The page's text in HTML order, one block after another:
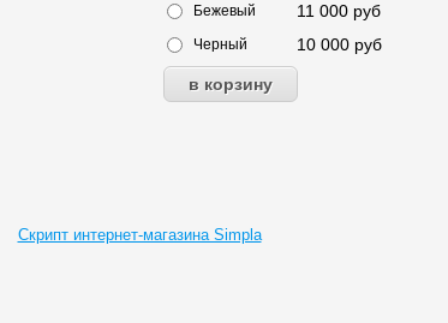
Бежевый 11 000 руб
Черный 10 000 руб
Скрипт интернет-магазина Simpla